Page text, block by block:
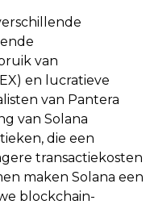
van
en lucratieve
van Pantera
van Solana
die een
transactiekosten
maken Solana een
blockchain-